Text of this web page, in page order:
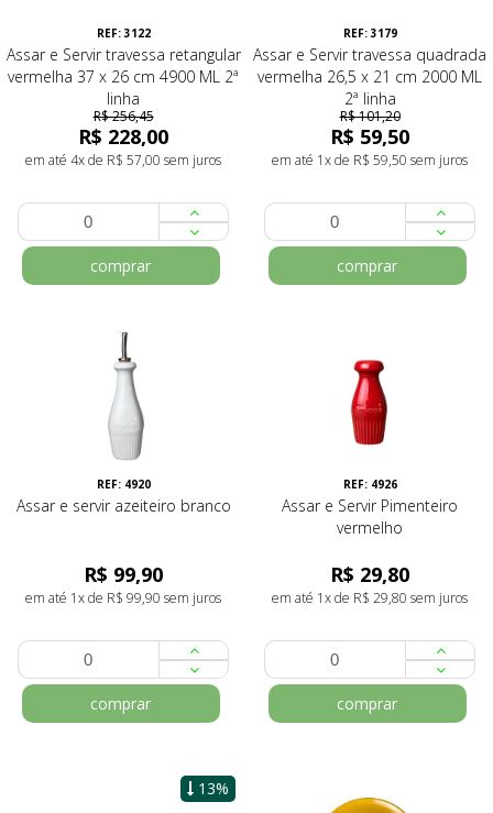
REF: 3122
Assar e Servir travessa retangular
vermelha 37 x 26 cm 4900 ML 2ª
linha
R$ 256,45
R$ 228,00
em até 4x de R$ 57,00 sem juros
comprar
REF: 3179
Assar e Servir travessa quadrada
vermelha 26,5 x 21 cm 2000 ML
2ª linha
R$ 101,20
R$ 59,50
em até 1x de R$ 59,50 sem juros
comprar
REF: 4920
Assar e servir azeiteiro branco
R$ 99,90
em até 1x de R$ 99,90 sem juros
comprar
REF: 4926
Assar e Servir Pimenteiro
vermelho
R$ 29,80
em até 1x de R$ 29,80 sem juros
comprar
13%